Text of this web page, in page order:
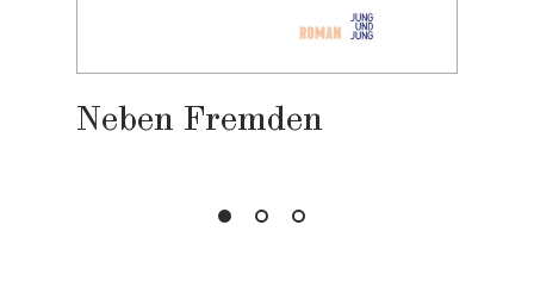
Neben Fremden